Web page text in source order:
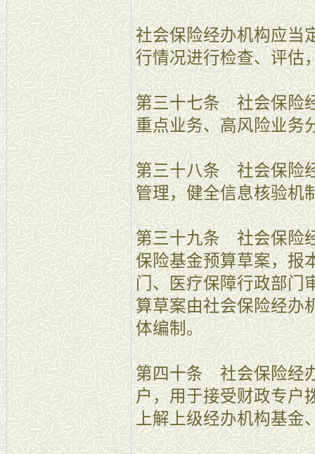
社会保险经办机构应当
行情况进行检查、评估
第三十七条 社会保险
重点业务、高风险业务
第三十八条 社会保险
管理，健全信息核验机
第三十九条 社会保险
保险基金预算草案，报
门、医疗保障行政部门
算草案由社会保险经办
体编制。
第四十条 社会保险经
户，用于接受财政专户
上解上级经办机构基金